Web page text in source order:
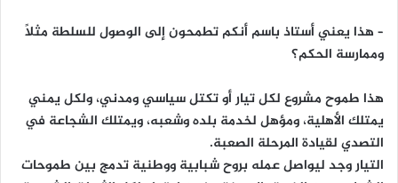
– هذا يعني أستاذ باسم أنكم تطمحون إلى الوصول للسلطة مثلًا
وممارسة الحكم؟
هذا طموح مشروع لكل تيار أو تكتل سياسي ومدني، ولكل يمني
يمتلك الأهلية، ومؤهل لخدمة بلده وشعبه، ويمتلك الشجاعة في
التصدي لقيادة المرحلة الصعبة.
التيار وجد ليواصل عمله بروح شبابية ووطنية تدمج بين طموحات